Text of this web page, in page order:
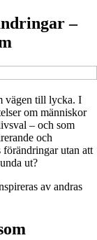
–
vägen till lycka. I
om människor
– och som
och
förändringar utan att
ut?
av andras